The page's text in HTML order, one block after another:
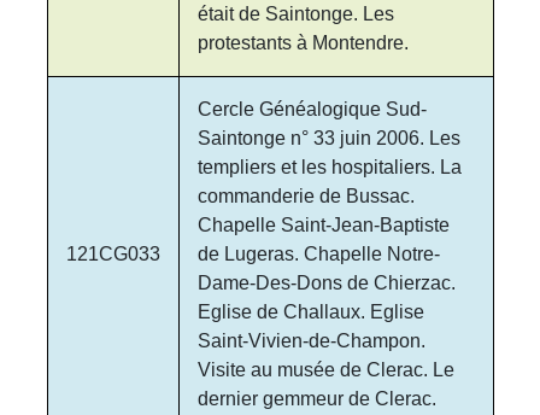
était de Saintonge. Les
protestants à Montendre.
121CG033
Cercle Généalogique Sud-
Saintonge n° 33 juin 2006. Les
templiers et les hospitaliers. La
commanderie de Bussac.
Chapelle Saint-Jean-Baptiste
de Lugeras. Chapelle Notre-
Dame-Des-Dons de Chierzac.
Eglise de Challaux. Eglise
Saint-Vivien-de-Champon.
Visite au musée de Clerac. Le
dernier gemmeur de Clerac.